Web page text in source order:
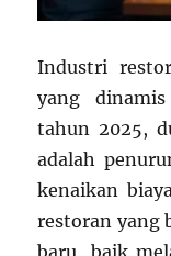
Industri
yang
tahun 2025,
adalah
kenaikan
restoran yang